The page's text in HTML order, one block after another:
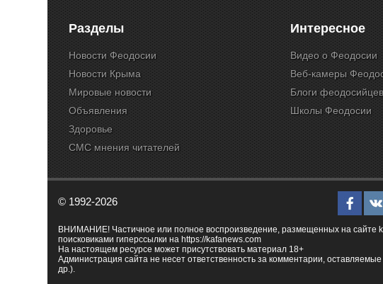
Разделы
Новости Феодосии
Новости Крыма
Мировые новости
Объявления
Здоровье
СМС мнения читателей
Интересное
Видео о Феодосии
Веб-камеры
Блоги
Школы Феодосии
© 1992-2026
ВНИМАНИЕ! Частичное или полное воспроизведение, размещенных на сайте
поисковиками гиперссылки на https://kafanews.com
На настоящем ресурсе может присутствовать материал 18+
Администрация сайта не несет ответственность за комментарии,
др.).